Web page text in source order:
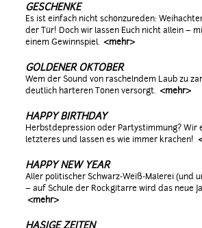
GESCHENKE
Es ist einfach nicht schönzureden:
der Tür! Doch wir lassen Euch nicht allein –
einem Gewinnspiel. <mehr>
GOLDENER OKTOBER
Wem der Sound von raschelndem Laub zu
deutlich härteren Tönen versorgt. <mehr>
HAPPY BIRTHDAY
Herbstdepression oder Partystimmung? Wir
letzteres und lassen es wie immer krachen!
HAPPY NEW YEAR
Aller politischer Schwarz-Weiß-Malerei (und
– auf Schule der Rockgitarre wird das neue
<mehr>
HASIGE ZEITEN